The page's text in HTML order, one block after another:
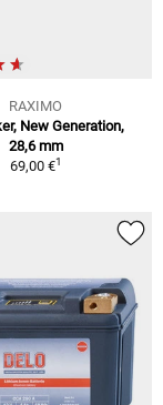
RAXIMO
New Generation,
28,6 mm
69,00 €1